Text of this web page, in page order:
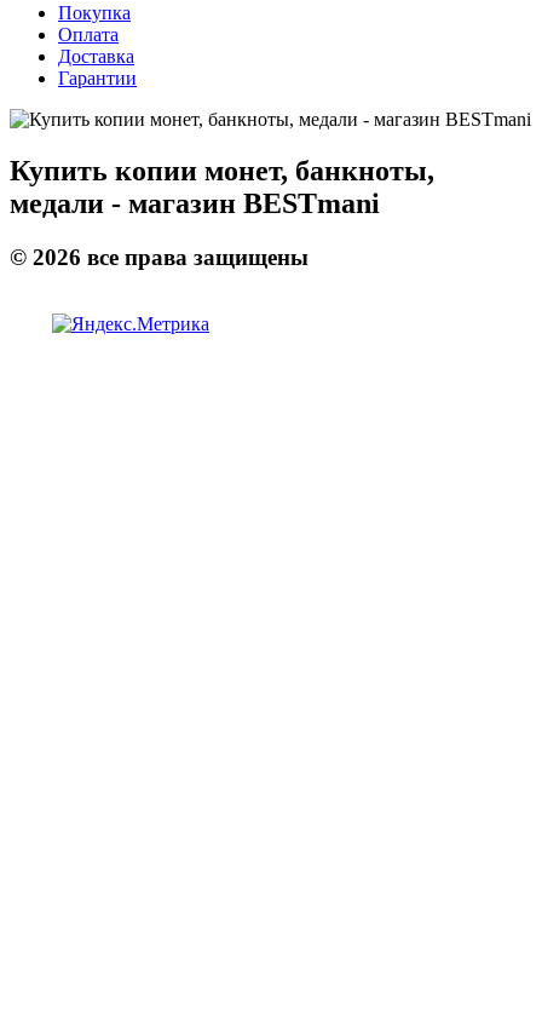
Покупка
Оплата
Доставка
Гарантии
Купить копии монет, банкноты,
медали - магазин BESTmani
© 2026 все права защищены